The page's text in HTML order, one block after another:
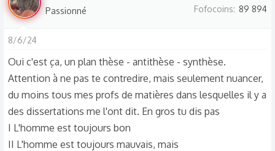
r
é
c
t
n
s
:
Passionné
Fofocoins 89 894
8/6/24
Oui c'est ça, un plan thèse - antithèse - synthèse.
Attention à ne pas te contredire, mais seulement nuancer,
du moins tous mes profs de matières dans lesquelles il y a
des dissertations me l'ont dit. En gros tu dis pas
I L'homme est toujours bon
II L'homme est toujours mauvais, mais